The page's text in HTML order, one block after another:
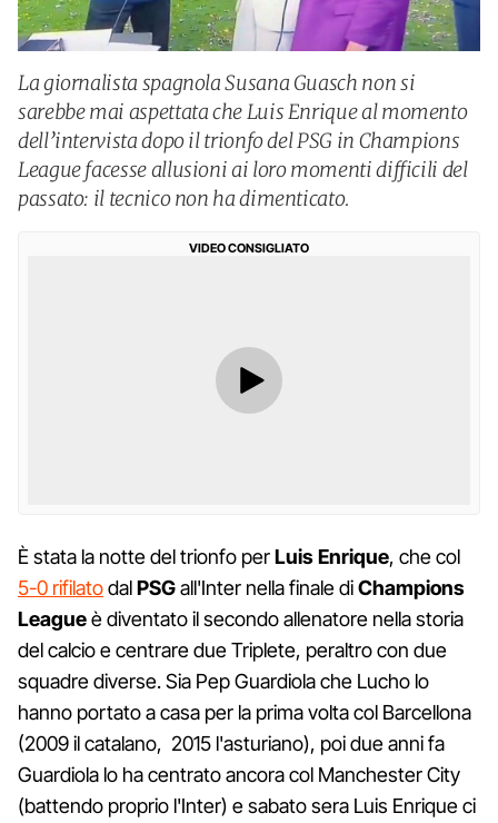
La giornalista spagnola Susana Guasch non si
sarebbe mai aspettata che Luis Enrique al momento
dell’intervista dopo il trionfo del PSG in Champions
League facesse allusioni ai loro momenti difficili del
passato: il tecnico non ha dimenticato.
VIDEO CONSIGLIATO
È stata la notte del trionfo perLuis Enrique, che col
5-0 rifilatodalPSGall'Inter nella finale diChampions
Leagueè diventato il secondo allenatore nella storia
del calcio e centrare due Triplete, peraltro con due
squadre diverse. Sia Pep Guardiola che Lucho lo
hanno portato a casa per la prima volta col Barcellona
(2009 il catalano, 2015 l'asturiano), poi due anni fa
Guardiola lo ha centrato ancora col Manchester City
(battendo proprio l'Inter) e sabato sera Luis Enrique ci